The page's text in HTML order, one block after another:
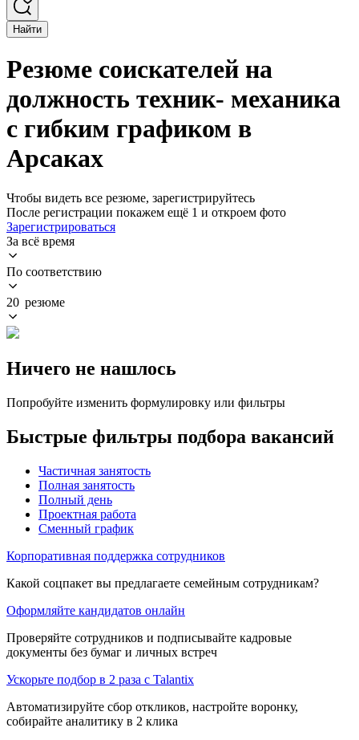
Найти
Резюме соискателей на
должность техник- механика
с гибким графиком в
Арсаках
Чтобы видеть все резюме, зарегистрируйтесь
После регистрации покажем ещё 1 и откроем фото
Зарегистрироваться
За всё время
По соответствию
20 резюме
Ничего не нашлось
Попробуйте изменить формулировку или фильтры
Быстрые фильтры подбора вакансий
Частичная занятость
Полная занятость
Полный день
Проектная работа
Сменный график
Корпоративная поддержка сотрудников
Какой соцпакет вы предлагаете семейным сотрудникам?
Оформляйте кандидатов онлайн
Проверяйте сотрудников и подписывайте кадровые
документы без бумаг и личных встреч
Ускорьте подбор в 2 раза с Talantix
Автоматизируйте сбор откликов, настройте воронку,
собирайте аналитику в 2 клика